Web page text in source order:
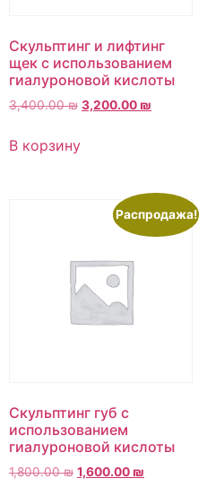
Скульптинг и лифтинг
щек с использованием
гиалуроновой кислоты
3,400.00₪ 3,200.00 ₪
В корзину
Распродажа!
Скульптинг губ с
использованием
гиалуроновой кислоты
1,800.00₪ 1,600.00 ₪